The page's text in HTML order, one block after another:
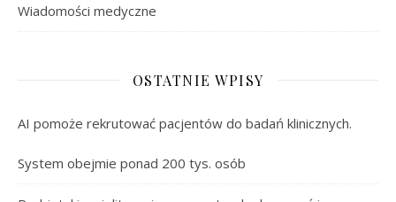
Wiadomości medyczne
OSTATNIE WPISY
AI pomoże rekrutować pacjentów do badań klinicznych.
System obejmie ponad 200 tys. osób